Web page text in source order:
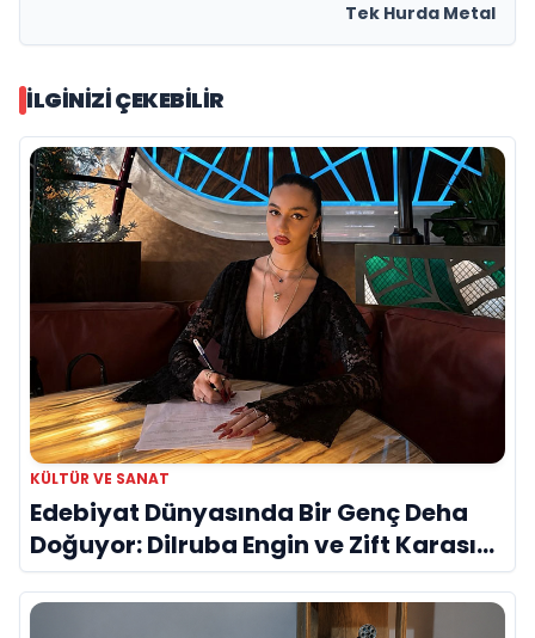
Tek Hurda Metal
İLGINIZI ÇEKEBILIR
KÜLTÜR VE SANAT
Edebiyat Dünyasında Bir Genç Deha
Doğuyor: Dilruba Engin ve Zift Karası
Evreni ‘AVENOİR’